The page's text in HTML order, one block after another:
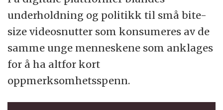
underholdning og politikk til små bite-
size videosnutter som konsumeres av de
samme unge menneskene som anklages
for å ha altfor kort
oppmerksomhetsspenn.